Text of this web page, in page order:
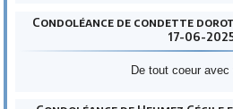
Condoléance de condette
17-06-
De tout coeur avec